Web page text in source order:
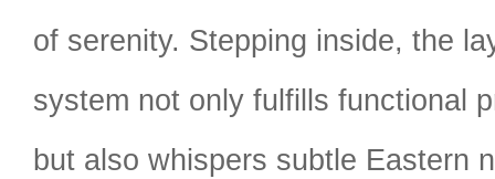
of serenity. Stepping inside, the
system not only fulfills functional
but also whispers subtle Eastern